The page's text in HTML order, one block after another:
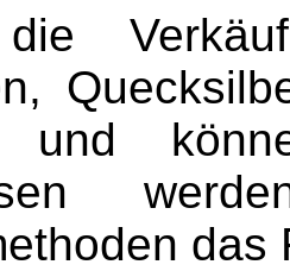
die
und
das